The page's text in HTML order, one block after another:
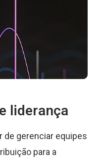
liderança
de gerenciar equipes
para a